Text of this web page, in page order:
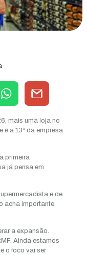
mais uma loja no
é a 13ª da empresa
primeira
já pensa em
e de
acha importante,
a expansão.
Ainda estamos
o foco vai ser